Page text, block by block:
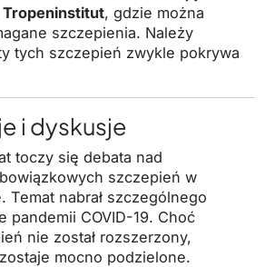
Tropeninstitut, gdzie można
szczepienia. Należy
tych szczepień zwykle pokrywa
i dyskusje
toczy się debata nad
szczepień w
Temat nabrał szczególnego
pandemii COVID-19. Choć
nie został rozszerzony,
mocno podzielone.